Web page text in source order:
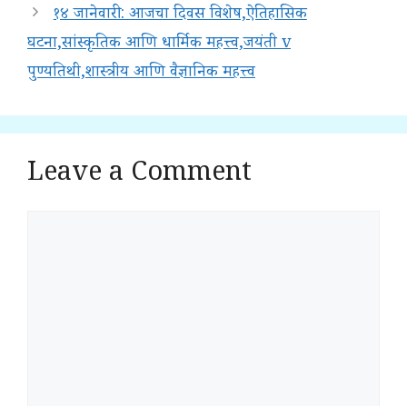
१४ जानेवारी: आजचा दिवस विशेष,ऐतिहासिक
घटना,सांस्कृतिक आणि धार्मिक महत्त्व,जयंती v
पुण्यतिथी,शास्त्रीय आणि वैज्ञानिक महत्त्व
Leave a Comment